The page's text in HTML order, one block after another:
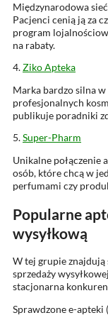
Międzynarodowa
Pacjenci cenią ją za
program
na rabaty.
4.Ziko Apteka
Marka bardzo silna
profesjonalnych
publikuje poradniki
5.Super-Pharm
Unikalne połączenie
osób, które chcą w
perfumami czy
Popularne
wysyłkową
W tej grupie znajdują
sprzedaży
stacjonarna
Sprawdzone e-apteki